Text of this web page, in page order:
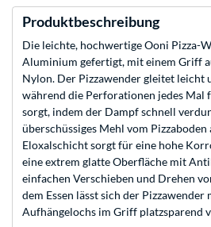
Produktbeschreibung
Die leichte, hochwertige Ooni Pizza-
Aluminium gefertigt, mit einem Griff
Nylon. Der Pizzawender gleitet leicht
während die Perforationen jedes Mal
sorgt, indem der Dampf schnell
überschüssiges Mehl vom
Eloxalschicht sorgt für eine hohe
eine extrem glatte Oberfläche mit
einfachen Verschieben und Drehen
dem Essen lässt sich der Pizzawender
Aufhängelochs im Griff platzsparend